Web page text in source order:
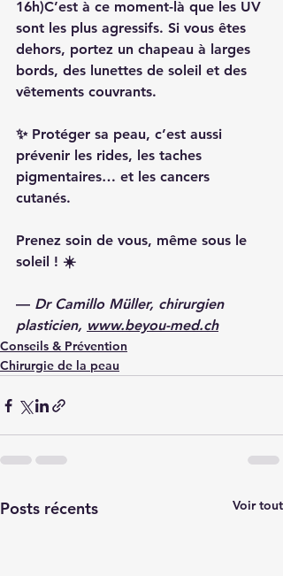
16h)C’est à ce moment-là que les UV
sont les plus agressifs. Si vous êtes
dehors, portez un chapeau à larges
bords, des lunettes de soleil et des
vêtements couvrants.
✨ Protéger sa peau, c’est aussi
prévenir les rides, les taches
pigmentaires… et les cancers
cutanés.
Prenez soin de vous, même sous le
soleil ! ☀️
— Dr Camillo Müller, chirurgien
plasticien, www.beyou-med.ch
Conseils & Prévention
Chirurgie de la peau
Posts récents Voir tout